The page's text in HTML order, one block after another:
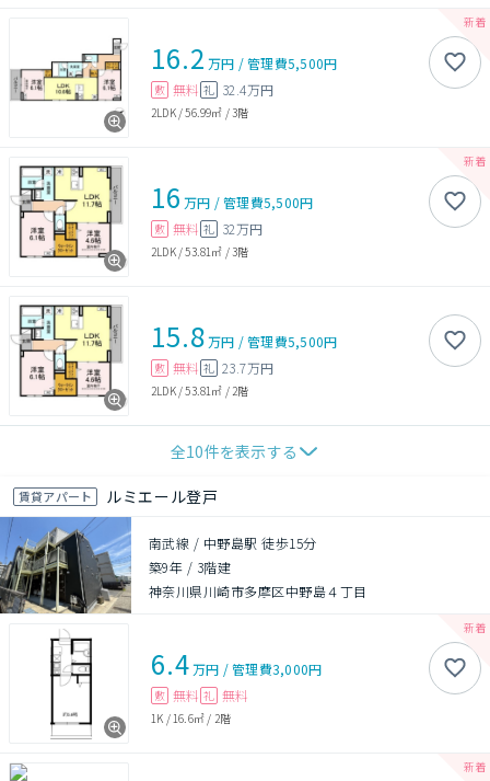
16.2 万円 /管理費5,500円
敷 無料 礼 32.4万円
2LDK/56.99㎡ /3階
16 万円 /管理費5,500円
敷 無料 礼 32万円
2LDK/53.81㎡ /3階
15.8万円 /管理費5,500円
敷 無料 礼 23.7万円
2LDK/53.81㎡ / 2階
全10件を表示する
賃貸アパート ルミエール登戸
南武線 / 中野島駅 徒歩15分
築9年 / 3階建
神奈川県川崎市多摩区中野島４丁目
6.4万円 /管理費3,000円
敷 無料 礼 無料
1K / 16.6㎡ / 2階